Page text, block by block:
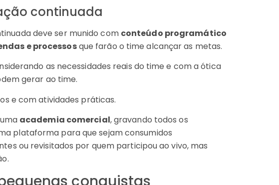
continuada
deve ser munido com conteúdo programático
e processosque farão o time alcançar as metas.
as necessidades reais do time e com a ótica
gerar ao time.
e com atividades práticas.
academia comercial, gravando todos os
plataforma para que sejam consumidos
ou revisitados por quem participou ao vivo, mas
conquistas